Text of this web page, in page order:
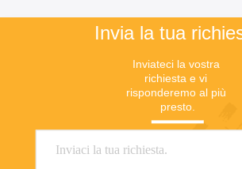
Invia la tua
Inviateci la vostra
richiesta e vi
risponderemo al più
presto.